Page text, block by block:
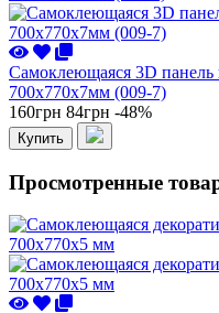
Самоклеющаяся 3D
700x770x7мм (009-7)
160грн 84грн -48%
Купить
Просмотренные